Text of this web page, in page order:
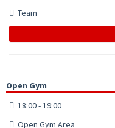
Team
Open Gym
18:00 - 19:00
Open Gym Area